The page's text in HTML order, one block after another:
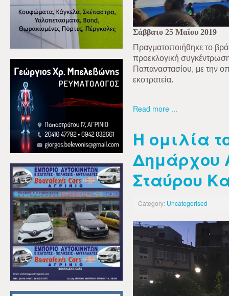
Σάββατο 25 Μαΐου 2019
Πραγματοποιήθηκε το
προεκλογική
Παπαναστασίου, με την
εκστρατεία.
Read more ...
Η ομιλία
Δημάρχου
Σταύρου
Category: Uncategorised